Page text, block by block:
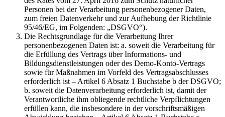
Personen bei der Verarbeitung personenbezogener Daten,
zum freien Datenverkehr und zur Aufhebung der Richtlinie
95/46/EG, im Folgenden: „DSGVO“).
Die Rechtsgrundlage für die Verarbeitung Ihrer
personenbezogenen Daten ist: a. soweit die Verarbeitung für
die Erfüllung des Vertrags über Informations- und
Bildungsdienstleistungen oder des Demo-Konto-Vertrags
sowie für Maßnahmen im Vorfeld des Vertragsabschlusses
erforderlich ist – Artikel 6 Absatz 1 Buchstabe b der DSGVO;
b. soweit die Datenverarbeitung erforderlich ist, damit der
Verantwortliche ihm obliegende rechtliche Verpflichtungen
erfüllen kann, die insbesondere in der vorschriftsmäßigen